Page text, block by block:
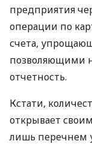
предприятия
операции по
счета,
позволяющими
отчетность.
Кстати,
открывает
лишь перечнем